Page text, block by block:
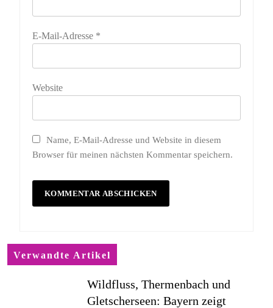
E-Mail-Adresse *
Website
Name, E-Mail-Adresse und Website in diesem
Browser für meinen nächsten Kommentar speichern.
Verwandte Artikel
Wildfluss, Thermenbach und
Gletscherseen: Bayern zeigt